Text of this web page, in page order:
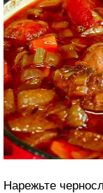
Нарежьте